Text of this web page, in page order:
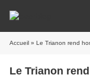
Accueil » Le Trianon rend
Le Trianon